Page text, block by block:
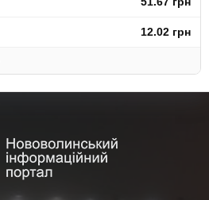
12.02 грн